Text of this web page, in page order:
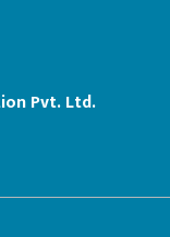
Pvt. Ltd.